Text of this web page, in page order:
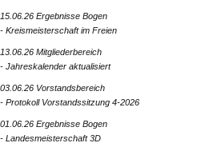
15.06.26 Ergebnisse Bogen
- Kreismeisterschaft im Freien
13.06.26 Mitgliederbereich
- Jahreskalender aktualisiert
03.06.26 Vorstandsbereich
- Protokoll Vorstandssitzung 4-2026
01.06.26 Ergebnisse Bogen
- Landesmeisterschaft 3D